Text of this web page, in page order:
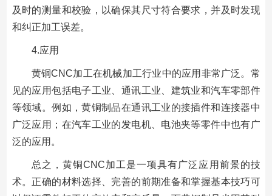
及时的测量和校验，以确保其尺寸符合要求，并及时发现
和纠正加工误差。
4.应用
黄铜CNC加工在机械加工行业中的应用非常广泛。常
见的应用包括电子工业、通讯工业、建筑业和汽车零部件
等领域。例如，黄铜制品在通讯工业的接插件和连接器中
广泛应用；在汽车工业的发电机、电池夹等零件中也有广
泛的应用。
总之，黄铜CNC加工是一项具有广泛应用前景的技
术。正确的材料选择、完善的前期准备和掌握基本技巧可